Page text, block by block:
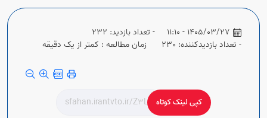
Open
1405/03/27 - 11:10
- تعداد بازدید: 232
- تعداد بازدیدکننده: 230
زمان مطالعه : کمتر از یک دقیقه
کپی لینک کوتاه